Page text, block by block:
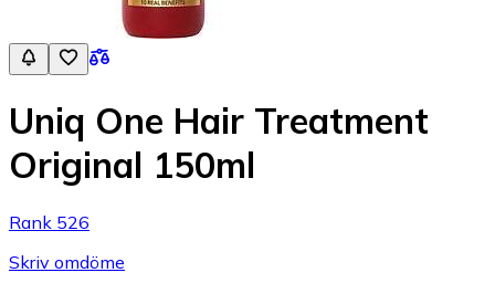
Uniq One Hair Treatment
Original 150ml
Rank 526
Skriv omdöme